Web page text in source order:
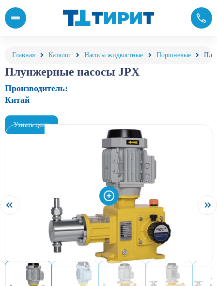
Главная Каталог Насосы жидкостные Поршневые
Плунжерные насосы JPX
Производитель:
Китай
Узнать цену